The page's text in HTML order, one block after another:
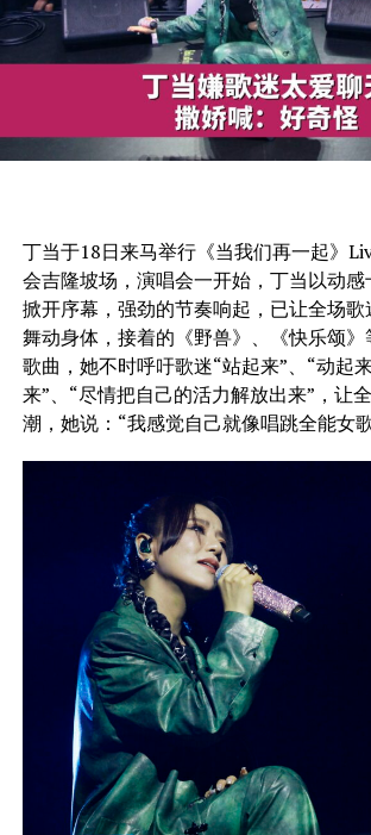
丁当于18日来马举行《当我们再一起》
会吉隆坡场，演唱会一开始，丁当以动感
掀开序幕，强劲的节奏响起，已让全场
舞动身体，接着的《野兽》、《快乐颂
歌曲，她不时呼吁歌迷“站起来”、“动起
来”、“尽情把自己的活力解放出来”，让
潮，她说：“我感觉自己就像唱跳全能女